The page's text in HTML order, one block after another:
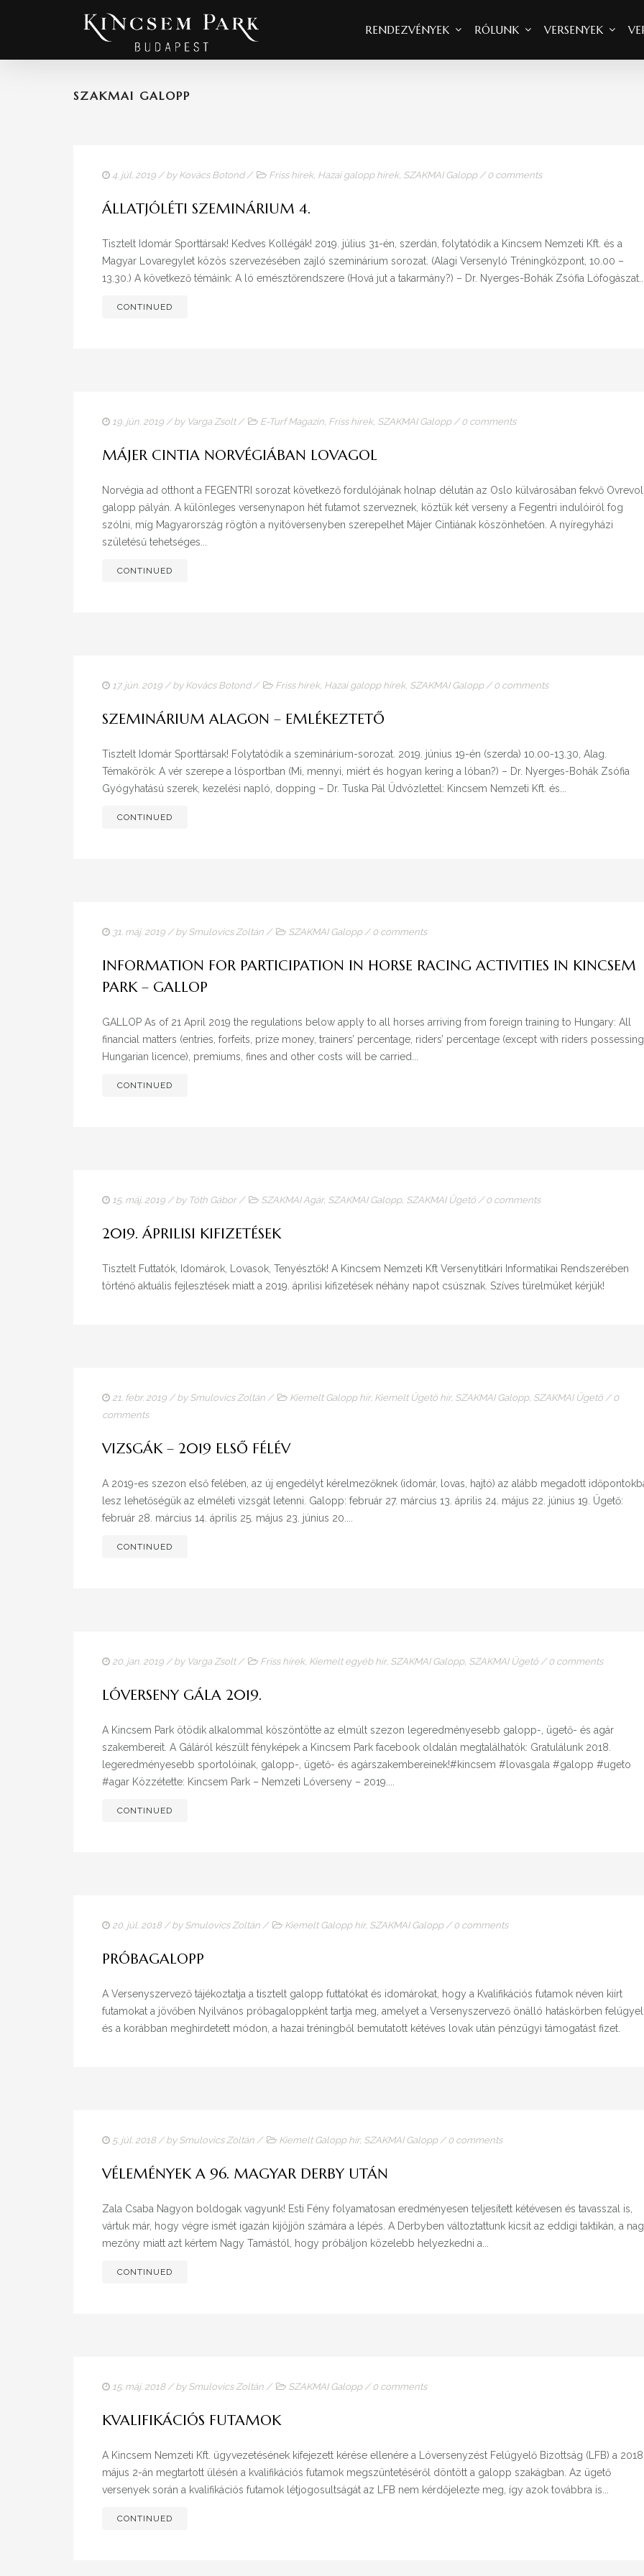
RENDEZVÉNYEK RÓLUNK VERSENYEK
SZAKMAI GALOPP
4. júl. 2019 / by Kovács Botond/ Friss hírek, Hazai galopp hírek, SZAKMAI Galopp/ 0 comments
ÁLLATJÓLÉTI SZEMINÁRIUM 4.
Tisztelt Idomár Sporttársak! Kedves Kollégák! 2019. július 31-én, szerdán, folytatódik a Kincsem Nemzeti Kft. és a
Magyar Lovaregylet közös szervezésében zajló szeminárium sorozat. (Alagi Versenyló Tréningközpont, 10.00 –
13.30.) A következő témáink: A ló emésztőrendszere (Hová jut a takarmány?) – Dr. Nyerges-Bohák Zsófia
CONTINUED
19. jún. 2019 / by Varga Zsolt/ E-Turf Magazin, Friss hírek, SZAKMAI Galopp/ 0 comments
MÁJER CINTIA NORVÉGIÁBAN LOVAGOL
Norvégia ad otthont a FEGENTRI sorozat következő fordulójának holnap délután az Oslo külvárosában fekvő
galopp pályán. A különleges versenynapon hét futamot szerveznek, köztük két verseny a Fegentri indulóiról fog
szólni, míg Magyarország rögtön a nyitóversenyben szerepelhet Májer Cintiának köszönhetően. A nyíregyházi
születésű tehetséges...
CONTINUED
17. jún. 2019 / by Kovács Botond/ Friss hírek, Hazai galopp hírek, SZAKMAI Galopp/ 0 comments
SZEMINÁRIUM ALAGON – EMLÉKEZTETŐ
Tisztelt Idomár Sporttársak! Folytatódik a szeminárium-sorozat. 2019. június 19-én (szerda) 10.00-13.30, Alag.
Témakörök: A vér szerepe a lósportban (Mi, mennyi, miért és hogyan kering a lóban?) – Dr. Nyerges-Bohák Zsófia
Gyógyhatású szerek, kezelési napló, dopping – Dr. Tuska Pál Üdvözlettel: Kincsem Nemzeti Kft. és...
CONTINUED
31. máj. 2019 / by Smulovics Zoltán / SZAKMAI Galopp/ 0 comments
INFORMATION FOR PARTICIPATION IN HORSE RACING ACTIVITIES IN KINCSEM
PARK – GALLOP
GALLOP As of 21 April 2019 the regulations below apply to all horses arriving from foreign training to Hungary: All
financial matters (entries, forfeits, prize money, trainers’ percentage, riders’ percentage (except with riders possessing
Hungarian licence), premiums, fines and other costs will be carried...
CONTINUED
15. máj. 2019 / by Tóth Gábor/ SZAKMAI Agár, SZAKMAI Galopp, SZAKMAI Ügető / 0 comments
2019. ÁPRILISI KIFIZETÉSEK
Tisztelt Futtatók, Idomárok, Lovasok, Tenyésztők! A Kincsem Nemzeti Kft Versenytitkári Informatikai Rendszerében
történő aktuális fejlesztések miatt a 2019. áprilisi kifizetések néhány napot csúsznak. Szíves türelmüket kérjük!
21. febr. 2019 / by Smulovics Zoltán / Kiemelt Galopp hír, Kiemelt Ügető hír, SZAKMAI Galopp, SZAKMAI Ügető / 0
comments
VIZSGÁK – 2019 ELSŐ FÉLÉV
A 2019-es szezon első felében, az új engedélyt kérelmezőknek (idomár, lovas, hajtó) az alább megadott
lesz lehetőségük az elméleti vizsgát letenni. Galopp: február 27. március 13. április 24. május 22. június 19. Ügető:
február 28. március 14. április 25. május 23. június 20....
CONTINUED
20. jan. 2019 / by Varga Zsolt/ Friss hírek, Kiemelt egyéb hír, SZAKMAI Galopp, SZAKMAI Ügető / 0 comments
LÓVERSENY GÁLA 2019.
A Kincsem Park ötödik alkalommal köszöntötte az elmúlt szezon legeredményesebb galopp-, ügető- és agár
szakembereit. A Gáláról készült fényképek a Kincsem Park facebook oldalán megtalálhatók: Gratulálunk 2018.
legeredményesebb sportolóinak, galopp-, ügető- és agárszakembereinek!#kincsem #lovasgala #galopp #ugeto
#agar Közzétette: Kincsem Park – Nemzeti Lóverseny – 2019....
CONTINUED
20. júl. 2018/ by Smulovics Zoltán / Kiemelt Galopp hír, SZAKMAI Galopp/ 0 comments
PRÓBAGALOPP
A Versenyszervező tájékoztatja a tisztelt galopp futtatókat és idomárokat, hogy a Kvalifikációs futamok néven kiírt
futamokat a jövőben Nyilvános próbagaloppként tartja meg, amelyet a Versenyszervező önálló hatáskörben
és a korábban meghirdetett módon, a hazai tréningből bemutatott kétéves lovak után pénzügyi támogatást fizet.
5. júl. 2018/ by Smulovics Zoltán / Kiemelt Galopp hír, SZAKMAI Galopp/ 0 comments
VÉLEMÉNYEK A 96. MAGYAR DERBY UTÁN
Zala Csaba Nagyon boldogak vagyunk! Esti Fény folyamatosan eredményesen teljesített kétévesen és tavasszal is,
vártuk már, hogy végre ismét igazán kijöjjön számára a lépés. A Derbyben változtattunk kicsit az eddigi taktikán, a
mezőny miatt azt kértem Nagy Tamástól, hogy próbáljon közelebb helyezkedni a...
CONTINUED
15. máj. 2018/ by Smulovics Zoltán / SZAKMAI Galopp/ 0 comments
KVALIFIKÁCIÓS FUTAMOK
A Kincsem Nemzeti Kft. ügyvezetésének kifejezett kérése ellenére a Lóversenyzést Felügyelő Bizottság (LFB) a
május 2-án megtartott ülésén a kvalifikációs futamok megszüntetéséről döntött a galopp szakágban. Az ügető
versenyek során a kvalifikációs futamok létjogosultságát az LFB nem kérdőjelezte meg, így azok továbbra is...
CONTINUED